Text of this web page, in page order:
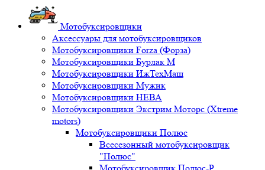
Мотобуксировщики
Аксессуары для мотобуксировщиков
Мотобуксировщики Forza (Форза)
Мотобуксировщики Бурлак М
Мотобуксировщики ИжТехМаш
Мотобуксировщики Мужик
Мотобуксировщики НЕВА
Мотобуксировщики Экстрим Моторс (Xtreme
motors)
Мотобуксировщики Полюс
Всесезонный мотобуксировщик
"Полюс"